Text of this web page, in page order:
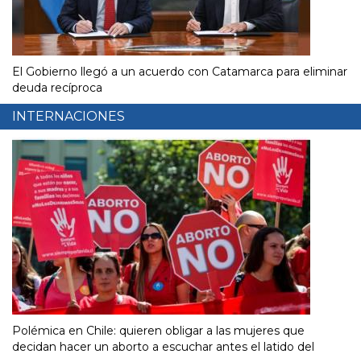
El Gobierno llegó a un acuerdo con Catamarca para eliminar
deuda recíproca
INTERNACIONES
Polémica en Chile: quieren obligar a las mujeres que
decidan hacer un aborto a escuchar antes el latido del